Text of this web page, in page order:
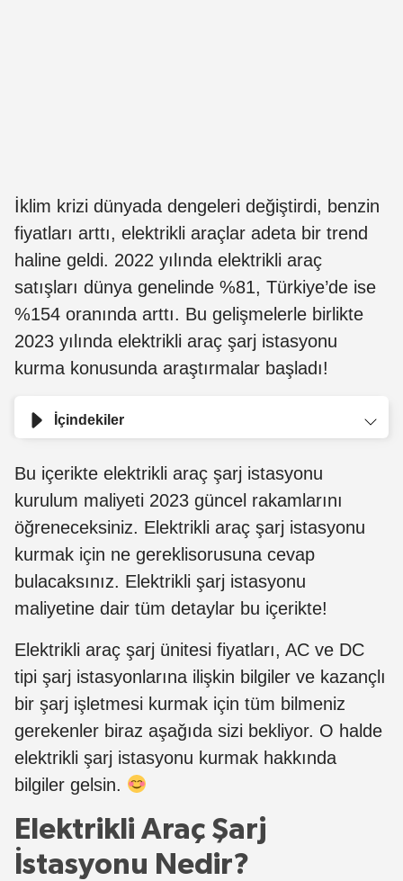
İklim krizi dünyada dengeleri değiştirdi, benzin
fiyatları arttı, elektrikli araçlar adeta bir trend
haline geldi. 2022 yılında elektrikli araç
satışları dünya genelinde %81, Türkiye’de ise
%154 oranında arttı. Bu gelişmelerle birlikte
2023 yılında elektrikli araç şarj istasyonu
kurma konusunda araştırmalar başladı!
İçindekiler
Bu içerikte elektrikli araç şarj istasyonu
kurulum maliyeti 2023 güncel rakamlarını
öğreneceksiniz. Elektrikli araç şarj istasyonu
kurmak için ne gereklisorusuna cevap
bulacaksınız. Elektrikli şarj istasyonu
maliyetine dair tüm detaylar bu içerikte!
Elektrikli araç şarj ünitesi fiyatları, AC ve DC
tipi şarj istasyonlarına ilişkin bilgiler ve kazançlı
bir şarj işletmesi kurmak için tüm bilmeniz
gerekenler biraz aşağıda sizi bekliyor. O halde
elektrikli şarj istasyonu kurmak hakkında
bilgiler gelsin.
Elektrikli Araç Şarj
İstasyonu Nedir?